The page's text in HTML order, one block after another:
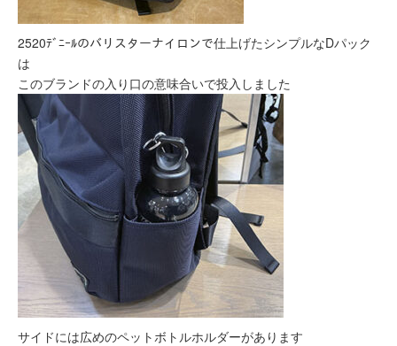
2520ﾃﾞﾆｰﾙのバリスターナイロンで仕上げたシンプルなDパック
は
このブランドの入り口の意味合いで投入しました
サイドには広めのペットボトルホルダーがあります